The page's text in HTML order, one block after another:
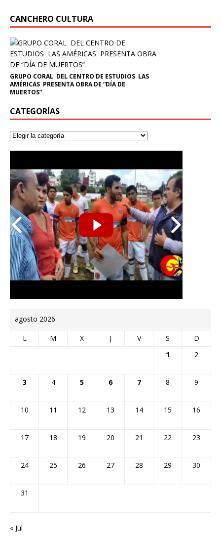
CANCHERO CULTURA
GRUPO CORAL DEL CENTRO DE ESTUDIOS LAS
AMÉRICAS PRESENTA OBRA DE “DÍA DE
MUERTOS”
CATEGORÍAS
agosto 2026
L M X J V S
D
1
2
3 4 5 6 7 8 9
10 11 12 13 14 15 16
17 18 19 20 21 22 23
24 25 26 27 28 29 30
31
« Jul